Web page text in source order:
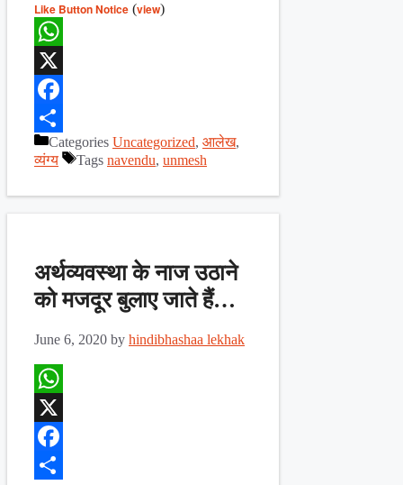
Like Button Notice (view)
WhatsApp
X
Facebook
ShareCategories Uncategorized, आलेख,
व्यंग्य
Tags navendu, unmesh
अर्थव्यवस्था के नाज उठाने
को मजदूर बुलाए जाते हैं…
June 6, 2020 by hindibhashaa lekhak
WhatsApp
X
Facebook